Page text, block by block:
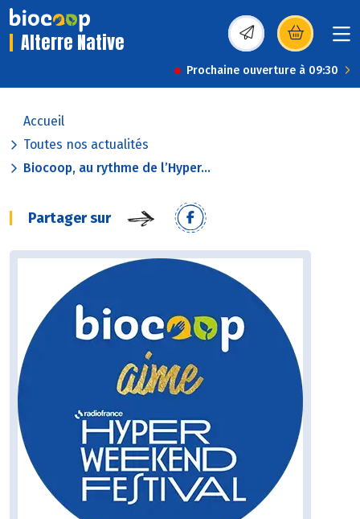
Alterre Native (s’ouvre dans une
Prochaine ouverture à 09:30
Accueil
Toutes nos actualités
Biocoop, au rythme de l’Hyper...
Partager sur